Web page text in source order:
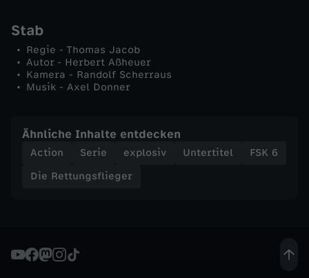
Stab
Regie - Thomas Jacob
Autor - Herbert Aßheuer
Kamera - Randolf Scherraus
Musik - Axel Donner
Ähnliche Inhalte entdecken
Action Serie explosiv Untertitel
FSK 6
Die Rettungsflieger